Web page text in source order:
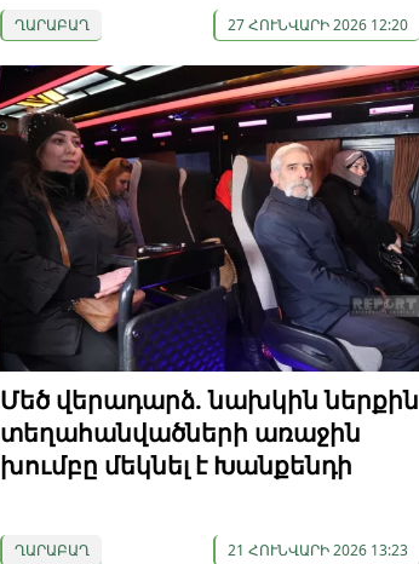
ՂԱՐԱԲԱՂ 27 ՀՈՒՆՎԱՐԻ 2026 12:20
Մեծ վերադարձ. նախկին ներքին
տեղահանվածների առաջին
խումբը մեկնել է Խանքենդի
ՂԱՐԱԲԱՂ 21 ՀՈՒՆՎԱՐԻ 2026 13:23